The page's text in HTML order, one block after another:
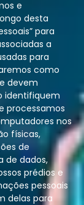
e
desta
para
a
para
como
devem
identifiquem
processamos
nos
físicas,
de
de dados,
prédios e
pessoais
delas para